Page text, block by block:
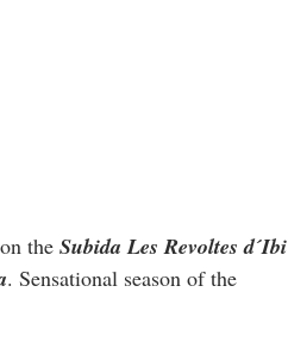
the Subida Les Revoltes d´Ibi
. Sensational season of the